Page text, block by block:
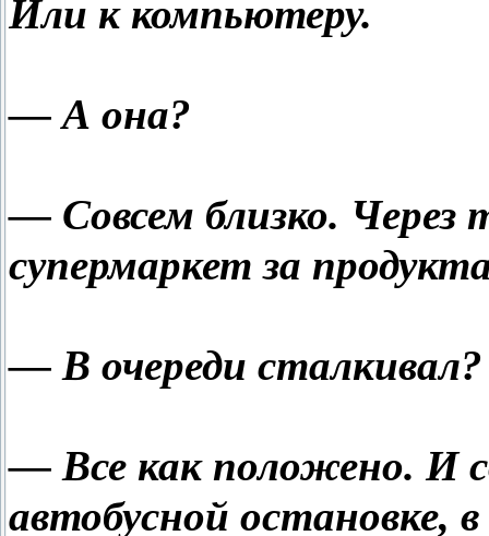
Или к компьютеру.
— А она?
— Совсем близко.
супермаркет за
— В очереди сталкивал?
— Все как положено. И
автобусной остановке,